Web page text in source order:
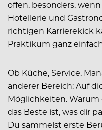
offen, besonders,
Hotellerie und
richtigen Karrierekick
Praktikum ganz
Ob Küche, Service,
anderer Bereich: Auf
Möglichkeiten.
das Beste ist, was dir
Du sammelst erste